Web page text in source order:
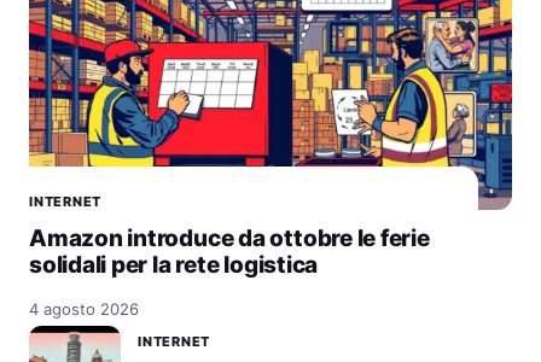
INTERNET
Amazon introduce da ottobre le ferie
solidali per la rete logistica
4 agosto 2026
INTERNET